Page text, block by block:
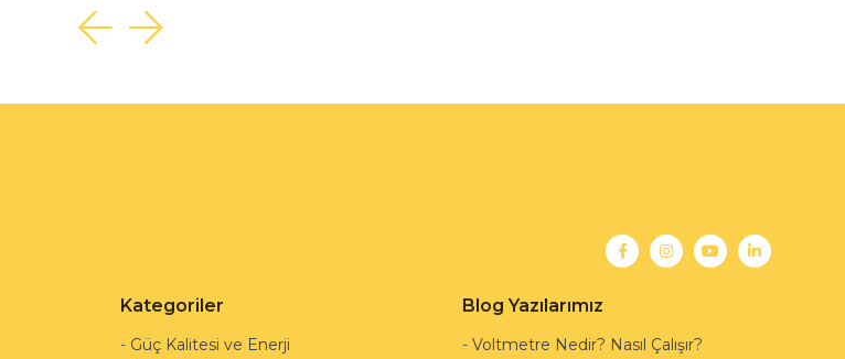
Kategoriler
- Güç Kalitesi ve Enerji
Blog Yazılarımız
- Voltmetre Nedir? Nasıl Çalışır?